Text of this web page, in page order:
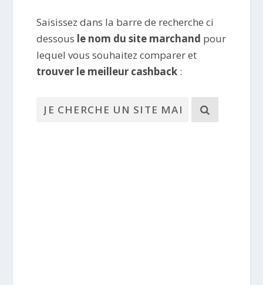
Saisissez dans la barre de recherche ci
dessous le nom du site marchand pour
lequel vous souhaitez comparer et
trouver le meilleur cashback :